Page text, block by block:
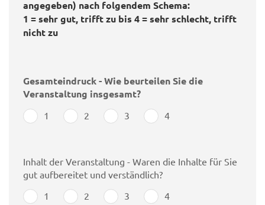
angegeben) nach folgendem Schema:
1 = sehr gut, trifft zu bis 4 = sehr schlecht, trifft
nicht zu
Gesamteindruck - Wie beurteilen Sie die
Veranstaltung insgesamt?
1 2 3 4
Inhalt der Veranstaltung - Waren die Inhalte für Sie
gut aufbereitet und verständlich?
1
2 3
4